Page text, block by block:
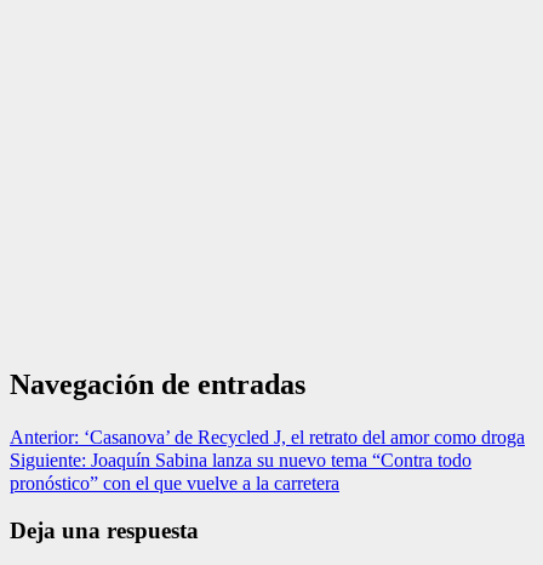
Navegación de entradas
Anterior: ‘Casanova’ de Recycled J, el retrato del amor como droga
Siguiente: Joaquín Sabina lanza su nuevo tema “Contra todo
pronóstico” con el que vuelve a la carretera
Deja una respuesta